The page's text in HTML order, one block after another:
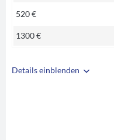
Details einblenden
520 €
1300 €